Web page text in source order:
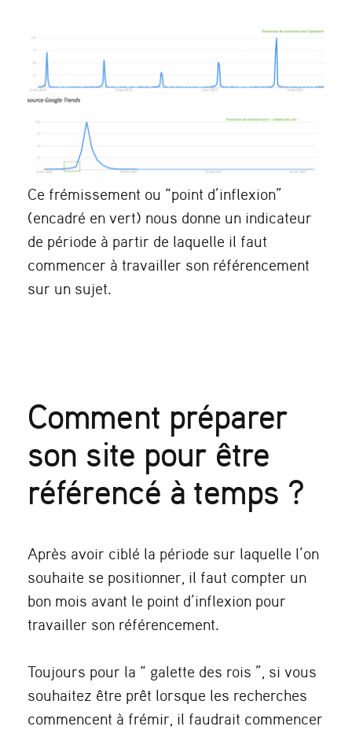
Ce frémissement ou “point d’inflexion”
(encadré en vert) nous donne un indicateur
de période à partir de laquelle il faut
commencer à travailler son référencement
sur un sujet.
Comment préparer
son site pour être
référencé à temps ?
Après avoir ciblé la période sur laquelle l’on
souhaite se positionner, il faut compter un
bon mois avant le point d’inflexion pour
travailler son référencement.
Toujours pour la “ galette des rois ”, si vous
souhaitez être prêt lorsque les recherches
commencent à frémir, il faudrait commencer